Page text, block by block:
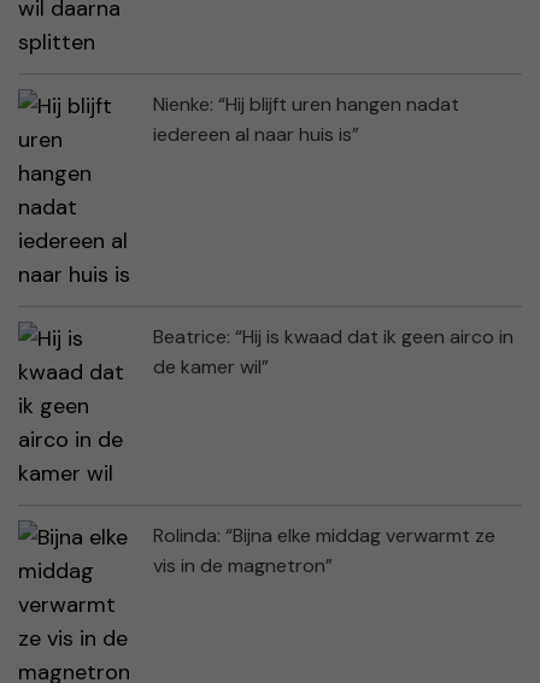
Nienke: “Hij blijft uren hangen nadat
iedereen al naar huis is”
Beatrice: “Hij is kwaad dat ik geen airco in
de kamer wil”
Rolinda: “Bijna elke middag verwarmt ze
vis in de magnetron”